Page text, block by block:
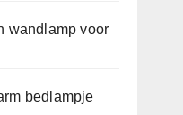
wandlamp voor
bedlampje